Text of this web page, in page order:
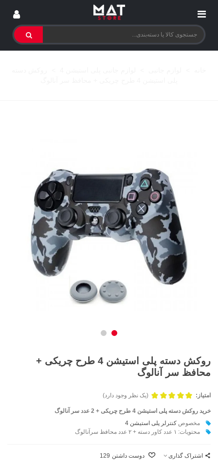
روکش دسته پلی استیشن 4 طرح چریکی +
محافظ سر آنالوگ
امتیاز: (یک نظر وجود دارد)
خرید روکش دسته پلی استیشن 4 طرح چریکی + 2 عدد سر آنالوگ
مخصوصکنترلر پلی استیشن 4
محتویات: ۱ عدد کاور دسته + ۲ عدد محافظ سرآنالوگ
اشتراک گذاری دوست داشتن 129